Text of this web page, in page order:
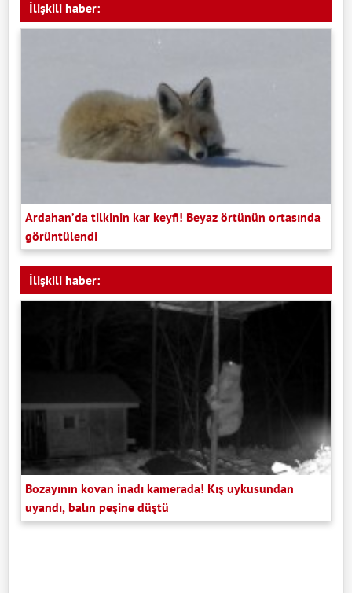
İlişkili haber:
Ardahan’da tilkinin kar keyfi! Beyaz örtünün ortasında
görüntülendi
İlişkili haber:
Bozayının kovan inadı kamerada! Kış uykusundan
uyandı, balın peşine düştü